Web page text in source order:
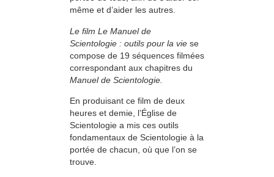
même et d’aider les autres.
Le film Le Manuel de
Scientologie : outils pour la vie se
compose de 19 séquences filmées
correspondant aux chapitres du
Manuel de Scientologie.
En produisant ce film de deux
heures et demie, l’Église de
Scientologie a mis ces outils
fondamentaux de Scientologie à la
portée de chacun, où que l’on se
trouve.